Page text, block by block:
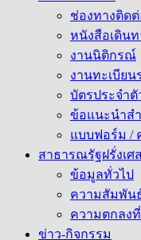
ช่องทางติด
หนังสือเดินท
งานนิติกรณ์
งานทะเบีย
บัตรประจำ
ข้อแนะนำส
แบบฟอร์ม /
สาธารณรัฐฝรั่งเศ
ข้อมูลทั่วไป
ความสัมพัน
ความตกลง
ข่าว-กิจกรรม